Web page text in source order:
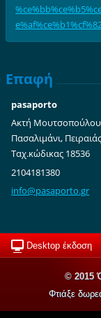
Επαφή
pasaporto
Ακτή
Πασαλιμάνι, Πειραιάς
Ταχ.κώδικας 18536
2104181380
info@pasaporto.gr
Desktop έκδοση
© 2015
Φτιάξε